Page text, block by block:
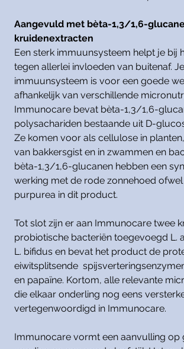
Aangevuld met bèta-1,3/1,6-
kruidenextracten
Een sterk immuunsysteem helpt je bij
tegen allerlei invloeden van buitenaf. Je
immuunsysteem is voor een goede
afhankelijk van verschillende
Immunocare bevat bèta-1,3/1,6-
polysachariden bestaande uit D-
Ze komen voor als cellulose in
van bakkersgist en in zwammen en
bèta-1,3/1,6-glucanen hebben een
werking met de rode zonnehoed ofwel
purpurea in dit product.
Tot slot zijn er aan Immunocare twee
probiotische bacteriën toegevoegd L.
L. bifidus en bevat het product de
eiwitsplitsende
en papaïne. Kortom, alle relevante
die elkaar onderling nog eens
vertegenwoordigd in Immunocare.
Immunocare vormt een aanvulling op